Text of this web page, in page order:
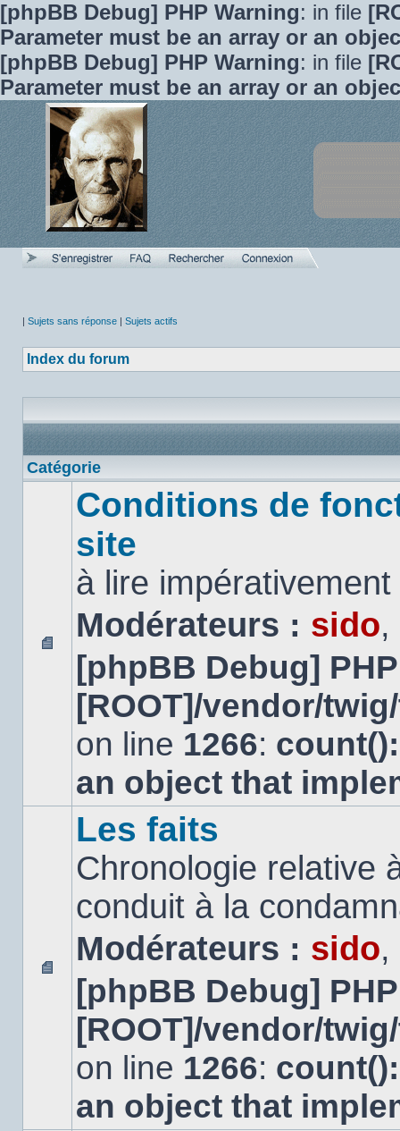
[phpBB Debug] PHP Warning: in file
Parameter must be an array or an
[phpBB Debug] PHP Warning: in file
Parameter must be an array or an
| Sujets sans réponse | Sujets actifs
Index du forum
Catégorie
Aucun
message
non
Conditions de
site
à lire impérativement
Modérateurs : sido,
[phpBB Debug]
[ROOT]/vendor/
on line 1266:
an object that
Aucun
message
non
Les faits
Chronologie relative
conduit à la
Modérateurs : sido,
[phpBB Debug]
[ROOT]/vendor/
on line 1266:
an object that